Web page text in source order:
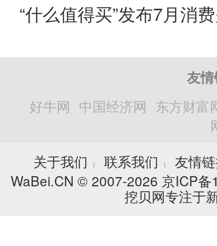
“什么值得买”发布7月消
友
好牛网 中国经济网 东方财富
关于我们
┊ 联系我们 ┊
友情
WaBei.CN © 2007-2026 京ICP
挖贝网专注于